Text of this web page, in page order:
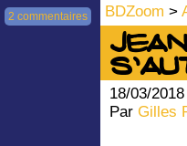
BDZoom >
2 commentaires
18/03/2018
Par Gilles